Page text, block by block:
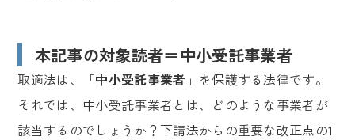
本記事の対象読者＝中小受託事業者
取適法は、「中小受託事業者 」を保護する法律です。
それでは、中小受託事業者とは、どのような事業者が
該当するのでしょうか？下請法からの重要な改正点の1